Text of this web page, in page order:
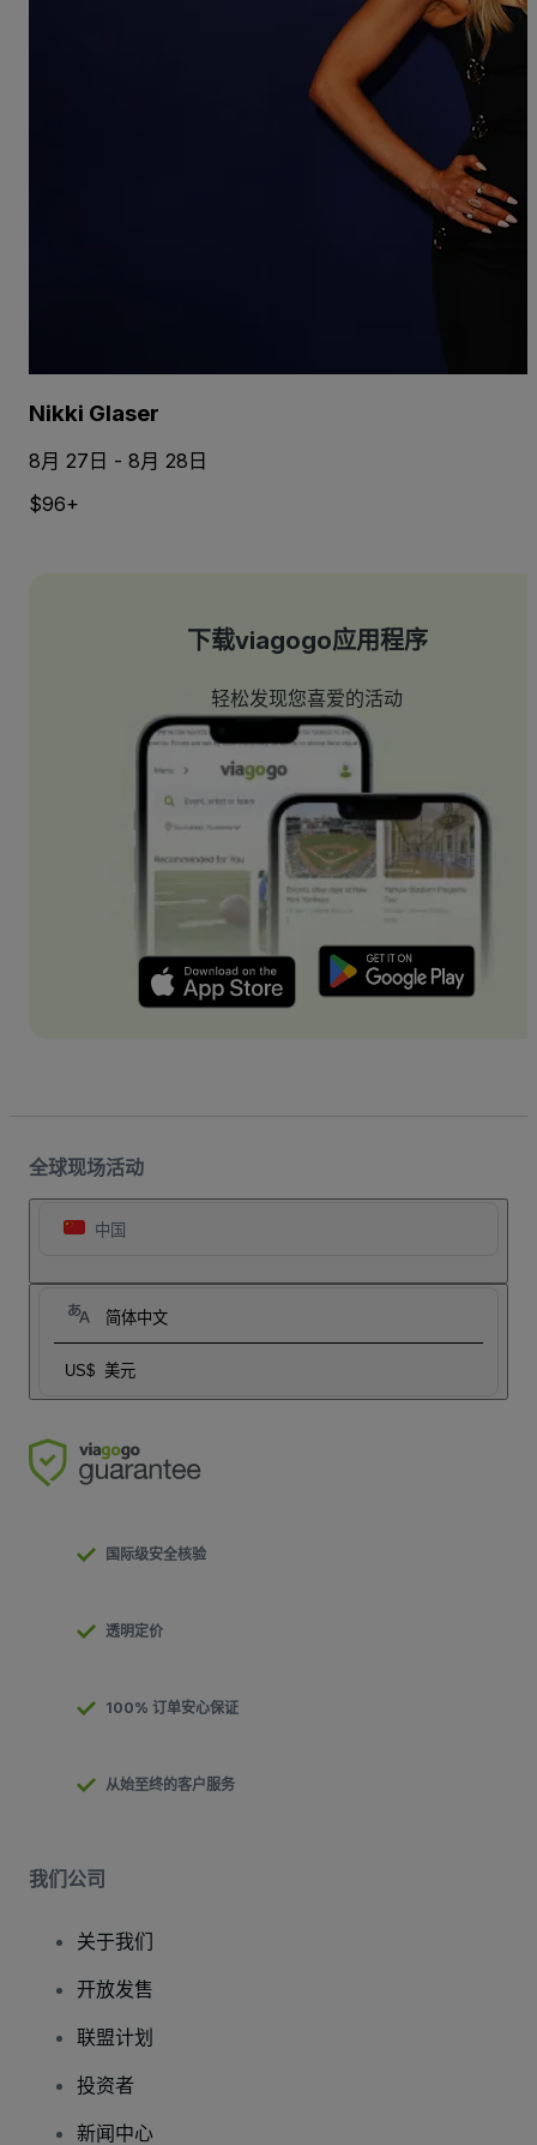
Nikki Glaser
8月 27日 - 8月 28日
$96+
下载viagogo应用程序
轻松发现您喜爱的活动
全球现场活动
中国
简体中文
US$ 美元
国际级安全核验
透明定价
100% 订单安心保证
从始至终的客户服务
我们公司
关于我们
开放发售
联盟计划
投资者
新闻中心